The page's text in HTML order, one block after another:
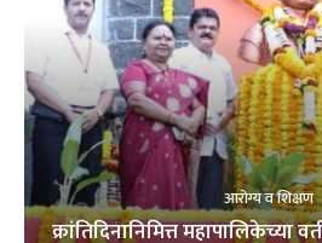
आरोग्य व शिक्षण
क्रांतिदिनानिमित्त महापालिकेच्या